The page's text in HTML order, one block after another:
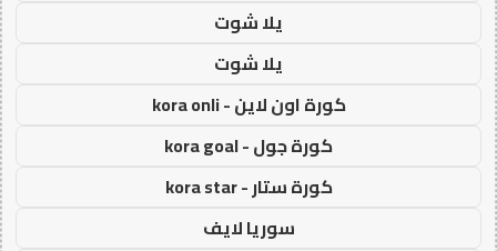
يلا شوت
يلا شوت
كورة اون لاين - kora onli
كورة جول - kora goal
كورة ستار - kora star
سوريا لايف